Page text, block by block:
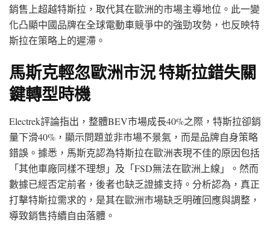
銷售上超越特斯拉，取代其在歐洲的市場主導地位。此一變
化凸顯中國品牌在全球電動車競爭中的強勁攻勢，也反映特
斯拉在策略上的遲滯。
馬斯克輕忽歐洲市況 特斯拉錯失關
鍵轉型時機
Electrek評論指出，整體BEV市場成長40%之際，特斯拉卻銷
量下滑40%，顯示問題並非市場不景氣，而是品牌自身策略
錯誤。據悉，馬斯克認為特斯拉在歐洲表現不佳的原因包括
「其他車廠同樣不理想」及「FSD無法在歐洲上線」。然而
數據已經否定前者，後者也缺乏證據支持。分析認為，真正
打擊特斯拉需求的，是其在歐洲市場缺乏明確回應與調整，
導致銷售持續自由落體。